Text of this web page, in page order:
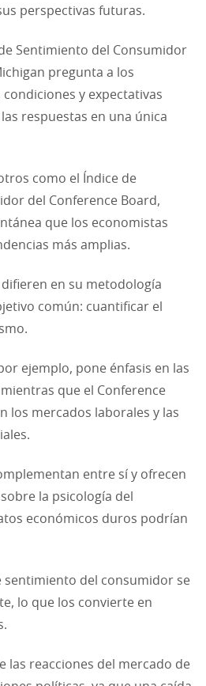
perspectivas futuras.
Sentimiento del Consumidor
pregunta a los
y expectativas
respuestas en una única
como el Índice de
del Conference Board,
que los economistas
más amplias.
en su metodología
común: cuantificar el
ejemplo, pone énfasis en las
que el Conference
los mercados laborales y las
entre sí y ofrecen
la psicología del
económicos duros podrían
sentimiento del consumidor se
lo que los convierte en
las reacciones del mercado de